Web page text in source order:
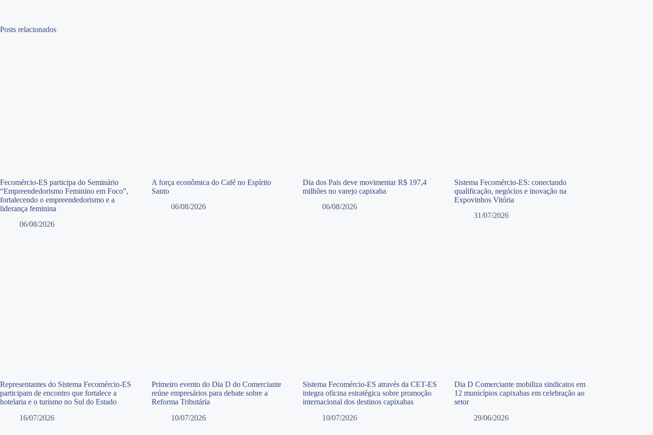
Posts relacionados
Fecomércio-ES participa do Seminário
“Empreendedorismo Feminino em Foco”,
fortalecendo o empreendedorismo e a
liderança feminina
06/08/2026
A força econômica do Café no Espírito
Santo
06/08/2026
Dia dos Pais deve movimentar R$ 197,4
milhões no varejo capixaba
06/08/2026
Sistema Fecomércio-ES: conectando
qualificação, negócios e inovação na
Expovinhos Vitória
31/07/2026
Representantes do Sistema Fecomércio-ES
participam de encontro que fortalece a
hotelaria e o turismo no Sul do Estado
16/07/2026
Primeiro evento do Dia D do Comerciante
reúne empresários para debate sobre a
Reforma Tributária
10/07/2026
Sistema Fecomércio-ES através da CET-ES
integra oficina estratégica sobre promoção
internacional dos destinos capixabas
10/07/2026
Dia D Comerciante mobiliza sindicatos em
12 municípios capixabas em celebração ao
setor
29/06/2026